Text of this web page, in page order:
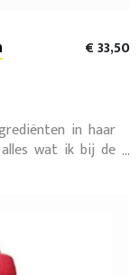
€ 33,50
in haar
wat ik bij de